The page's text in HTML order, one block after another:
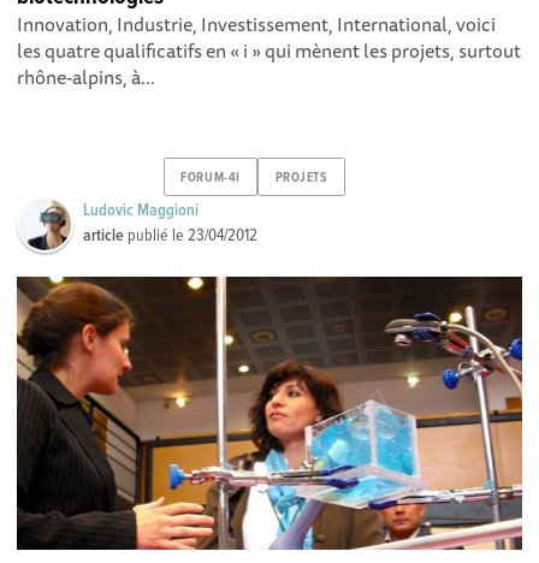
Innovation, Industrie, Investissement, International, voici
les quatre qualificatifs en « i » qui mènent les projets, surtout
rhône-alpins, à...
FORUM-4I PROJETS
Ludovic Maggioni
article publié le23/04/2012